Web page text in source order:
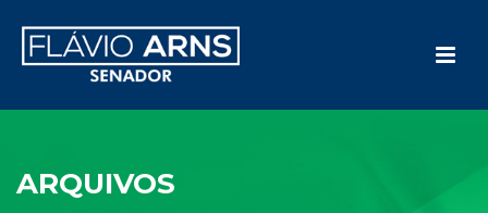
ARQUIVOS